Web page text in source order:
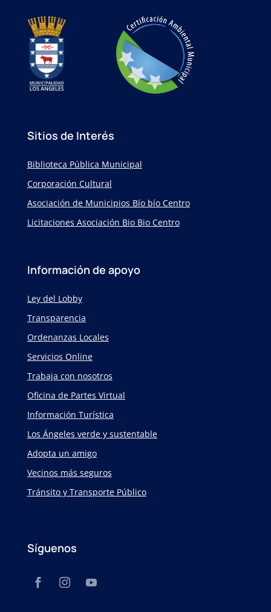
Sitios de Interés
Biblioteca Pública Municipal
Corporación Cultural
Asociación de Municipios Bío bío Centro
Licitaciones Asociación Bio Bio Centro
Información de apoyo
Ley del Lobby
Transparencia
Ordenanzas Locales
Servicios Online
Trabaja con nosotros
Oficina de Partes Virtual
Información Turística
Los Ángeles verde y sustentable
Adopta un amigo
Vecinos más seguros
Tránsito y Transporte Público
Síguenos